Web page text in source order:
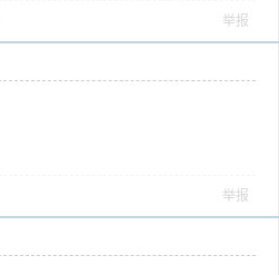
举报
举报